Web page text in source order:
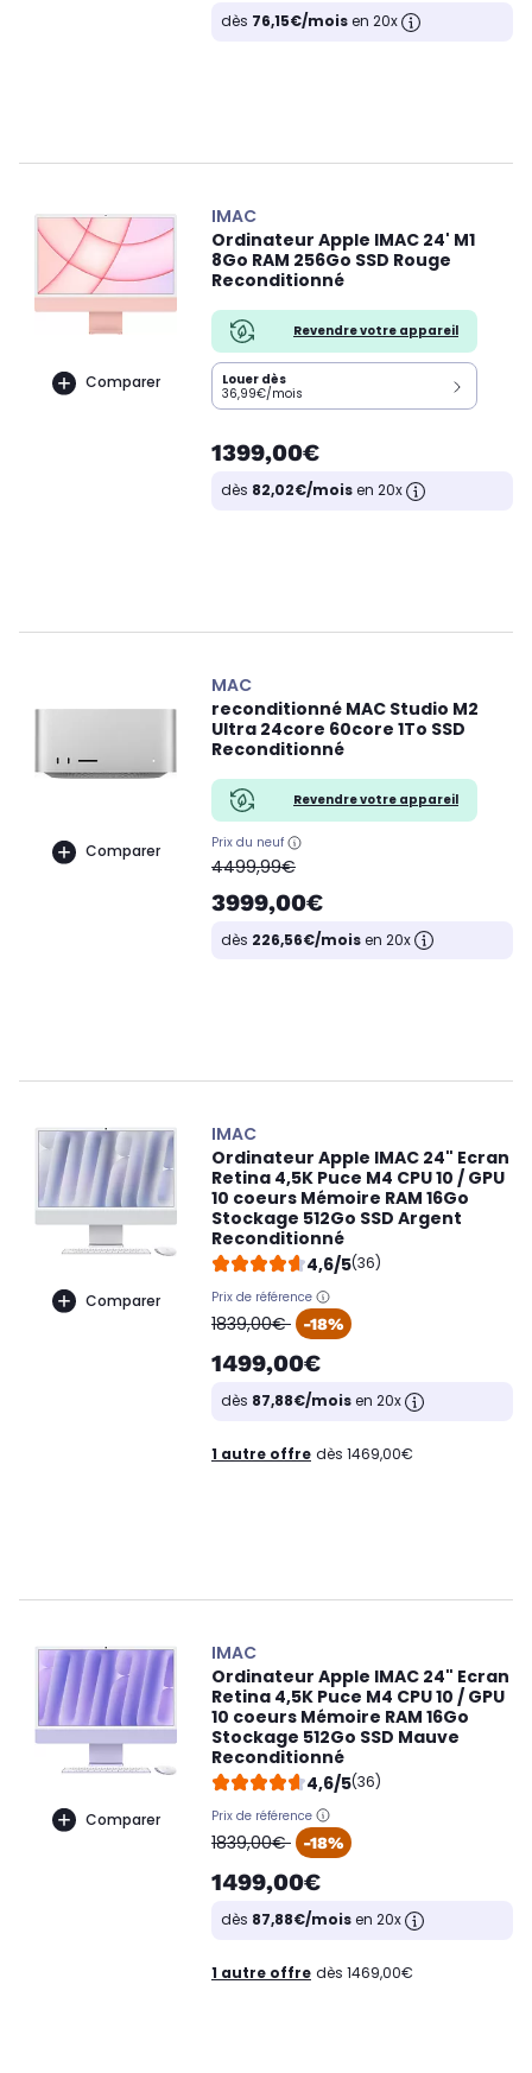
dès 76,15€/moisen 20x
Comparer
IMAC
Ordinateur Apple IMAC 24' M1
8Go RAM 256Go SSD Rouge
Reconditionné
Revendre votre appareil
Louer dès
36,99€/mois
1399,00€
dès 82,02€/moisen 20x
Comparer
MAC
reconditionné MAC Studio M2
Ultra 24core 60core 1To SSD
Reconditionné
Revendre votre appareil
Prix du neuf
oldPrice
4499,99€
3999,00€
dès 226,56€/moisen 20x
Comparer
IMAC
Ordinateur Apple IMAC 24" Ecran
Retina 4,5K Puce M4 CPU 10 / GPU
10 coeurs Mémoire RAM 16Go
Stockage 512Go SSD Argent
Reconditionné
4,6/5(36)
Prix de référence
oldPrice
1839,00€ -18%
1499,00€
dès 87,88€/moisen 20x
1 autre offre dès 1469,00€
Comparer
IMAC
Ordinateur Apple IMAC 24" Ecran
Retina 4,5K Puce M4 CPU 10 / GPU
10 coeurs Mémoire RAM 16Go
Stockage 512Go SSD Mauve
Reconditionné
4,6/5(36)
Prix de référence
oldPrice
1839,00€ -18%
1499,00€
dès 87,88€/moisen 20x
1 autre offre dès 1469,00€